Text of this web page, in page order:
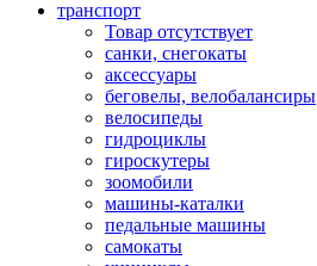
транспорт
Товар отсутствует
санки, снегокаты
аксессуары
беговелы, велобалансиры
велосипеды
гидроциклы
гироскутеры
зоомобили
машины-каталки
педальные машины
самокаты